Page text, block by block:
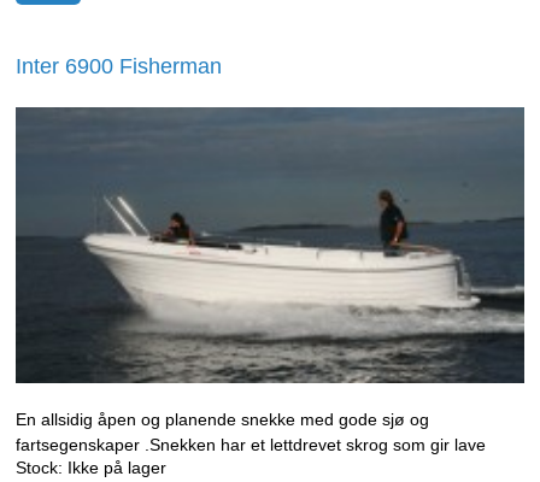
Inter 6900 Fisherman
En allsidig åpen og planende snekke med gode sjø og
fartsegenskaper .Snekken har et lettdrevet skrog som gir lave
prisutgifter. Her kan du velge fra 20-110 Hk motor. Enten du
Stock: Ikke på lager